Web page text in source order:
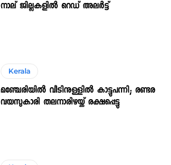
നാല് ജില്ലകളിൽ റെഡ് അലർട്ട്
Kerala
മഞ്ചേരിയിൽ വീടിനുള്ളിൽ കാട്ടുപന്നി; രണ്ടര
വയസുകാരി തലനാരിഴയ്ക്ക് രക്ഷപ്പെട്ടു